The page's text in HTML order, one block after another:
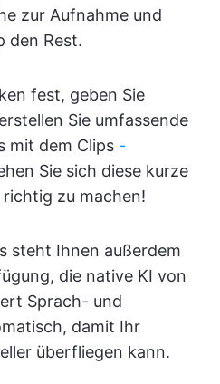
zur Aufnahme und
den Rest.
fest, geben Sie
Sie umfassende
mit dem Clips -
Sie sich diese kurze
zu machen!
steht Ihnen außerdem
die native KI von
Sprach- und
damit Ihr
überfliegen kann.